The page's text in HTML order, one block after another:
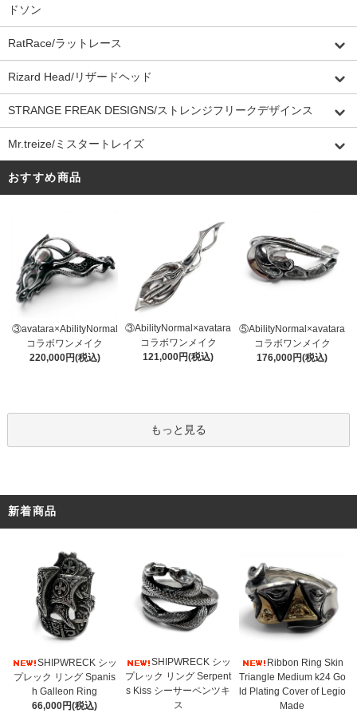
ドソン
RatRace/ラットレース
Rizard Head/リザードヘッド
STRANGE FREAK DESIGNS/ストレンジフリークデザインス
Mr.treize/ミスタートレイズ
おすすめ商品
③avatara×AbilityNormal
コラボワンメイク
220,000円(税込)
③AbilityNormal×avatara
コラボワンメイク
121,000円(税込)
⑤AbilityNormal×avatara
コラボワンメイク
176,000円(税込)
もっと見る
新着商品
SHIPWRECK シッ
プレック リング Spanis
h Galleon Ring
66,000円(税込)
SHIPWRECK シッ
プレック リング Serpent
s Kiss シーサーペンツキ
ス
Ribbon Ring Skin
Triangle Medium k24 Go
ld Plating Cover of Legio
Made